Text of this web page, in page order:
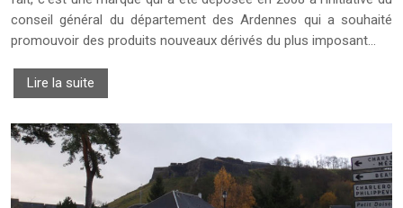
conseil général du département des Ardennes qui a souhaité
promouvoir des produits nouveaux dérivés du plus imposant…
Lire la suite